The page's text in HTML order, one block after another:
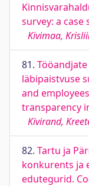
survey: a
Kivimaa,
81.
läbipaistvuse
and
transparency
Kivirand,
82. Tartu ja
konkurents ja
edutegurid.